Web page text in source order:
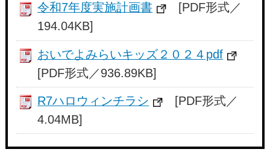
令和7年度実施計画書
[PDF形式／
194.04KB]
おいでよみらいキッズ２０２４pdf
[PDF形式／936.89KB]
R7ハロウィンチラシ
[PDF形式／
4.04MB]